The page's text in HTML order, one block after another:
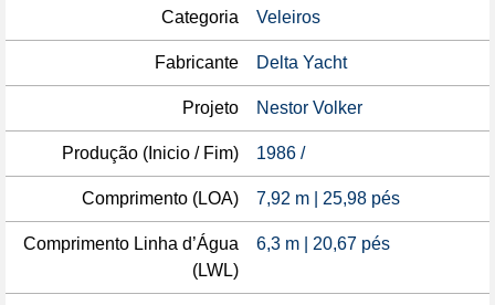
Categoria Veleiros
Fabricante Delta Yacht
Projeto Nestor Volker
Produção (Inicio / Fim) 1986 /
Comprimento (LOA) 7,92 m | 25,98 pés
Comprimento Linha d’Água
(LWL)
6,3 m | 20,67 pés